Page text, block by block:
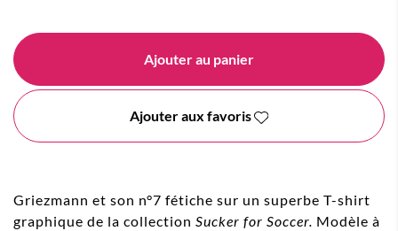
Ajouter au panier
Ajouter aux favoris
Griezmann et son n°7 fétiche sur un superbe T-shirt
graphique de la collection Sucker for Soccer. Modèle à